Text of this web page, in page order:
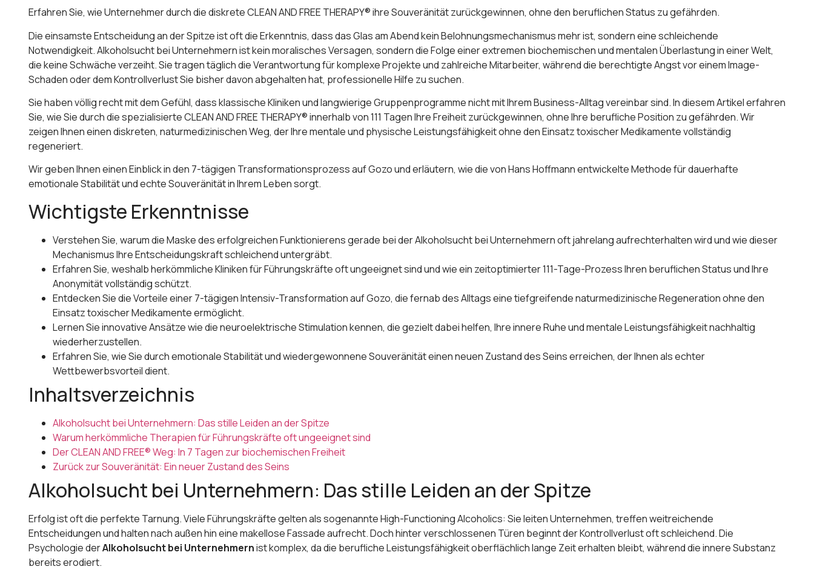
Erfahren Sie, wie Unternehmer durch die diskrete CLEAN AND FREE THERAPY® ihre Souveränität zurückgewinnen, ohne den beruflichen Status zu gefährden.
Die einsamste Entscheidung an der Spitze ist oft die Erkenntnis, dass das Glas am Abend kein Belohnungsmechanismus mehr ist, sondern eine schleichende
Notwendigkeit. Alkoholsucht bei Unternehmern ist kein moralisches Versagen, sondern die Folge einer extremen biochemischen und mentalen Überlastung in einer Welt,
die keine Schwäche verzeiht. Sie tragen täglich die Verantwortung für komplexe Projekte und zahlreiche Mitarbeiter, während die berechtigte Angst vor einem Image-
Schaden oder dem Kontrollverlust Sie bisher davon abgehalten hat, professionelle Hilfe zu suchen.
Sie haben völlig recht mit dem Gefühl, dass klassische Kliniken und langwierige Gruppenprogramme nicht mit Ihrem Business-Alltag vereinbar sind. In diesem Artikel erfahren
Sie, wie Sie durch die spezialisierte CLEAN AND FREE THERAPY® innerhalb von 111 Tagen Ihre Freiheit zurückgewinnen, ohne Ihre berufliche Position zu gefährden. Wir
zeigen Ihnen einen diskreten, naturmedizinischen Weg, der Ihre mentale und physische Leistungsfähigkeit ohne den Einsatz toxischer Medikamente vollständig
regeneriert.
Wir geben Ihnen einen Einblick in den 7-tägigen Transformationsprozess auf Gozo und erläutern, wie die von Hans Hoffmann entwickelte Methode für dauerhafte
emotionale Stabilität und echte Souveränität in Ihrem Leben sorgt.
Wichtigste Erkenntnisse
Verstehen Sie, warum die Maske des erfolgreichen Funktionierens gerade bei der Alkoholsucht bei Unternehmern oft jahrelang aufrechterhalten wird und wie dieser
Mechanismus Ihre Entscheidungskraft schleichend untergräbt.
Erfahren Sie, weshalb herkömmliche Kliniken für Führungskräfte oft ungeeignet sind und wie ein zeitoptimierter 111-Tage-Prozess Ihren beruflichen Status und Ihre
Anonymität vollständig schützt.
Entdecken Sie die Vorteile einer 7-tägigen Intensiv-Transformation auf Gozo, die fernab des Alltags eine tiefgreifende naturmedizinische Regeneration ohne den
Einsatz toxischer Medikamente ermöglicht.
Lernen Sie innovative Ansätze wie die neuroelektrische Stimulation kennen, die gezielt dabei helfen, Ihre innere Ruhe und mentale Leistungsfähigkeit nachhaltig
wiederherzustellen.
Erfahren Sie, wie Sie durch emotionale Stabilität und wiedergewonnene Souveränität einen neuen Zustand des Seins erreichen, der Ihnen als echter
Wettbewerbsvorteil dient.
Inhaltsverzeichnis
Alkoholsucht bei Unternehmern: Das stille Leiden an der Spitze
Warum herkömmliche Therapien für Führungskräfte oft ungeeignet sind
Der CLEAN AND FREE® Weg: In 7 Tagen zur biochemischen Freiheit
Zurück zur Souveränität: Ein neuer Zustand des Seins
Alkoholsucht bei Unternehmern: Das stille Leiden an der Spitze
Erfolg ist oft die perfekte Tarnung. Viele Führungskräfte gelten als sogenannte High-Functioning Alcoholics: Sie leiten Unternehmen, treffen weitreichende
Entscheidungen und halten nach außen hin eine makellose Fassade aufrecht. Doch hinter verschlossenen Türen beginnt der Kontrollverlust oft schleichend. Die
Psychologie derAlkoholsucht bei Unternehmernist komplex, da die berufliche Leistungsfähigkeit oberflächlich lange Zeit erhalten bleibt, während die innere Substanz
bereits erodiert.